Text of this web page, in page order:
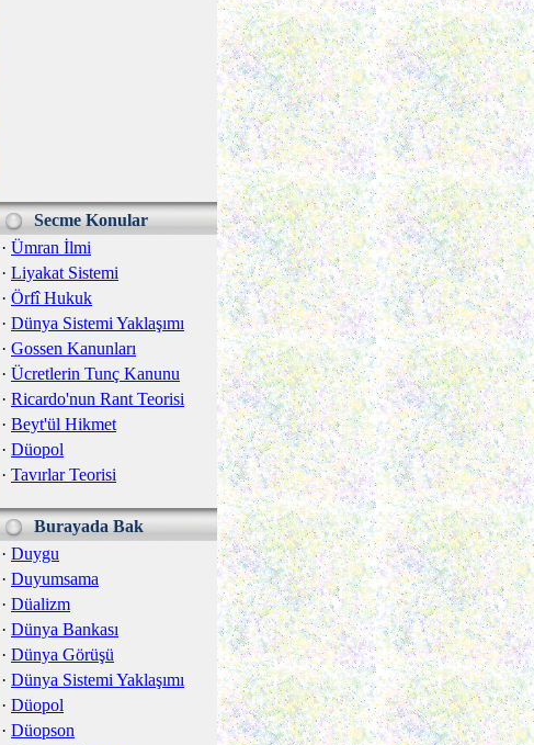
Secme Konular
· Ümran İlmi
· Liyakat Sistemi
· Örfî Hukuk
· Dünya Sistemi Yaklaşımı
· Gossen Kanunları
· Ücretlerin Tunç Kanunu
· Ricardo'nun Rant Teorisi
· Beyt'ül Hikmet
· Düopol
· Tavırlar Teorisi
Burayada Bak
· Duygu
· Duyumsama
· Düalizm
· Dünya Bankası
· Dünya Görüşü
· Dünya Sistemi Yaklaşımı
· Düopol
· Düopson